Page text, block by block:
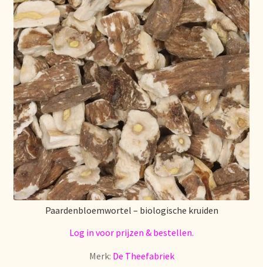
Paardenbloemwortel – biologische kruiden
Log in voor prijzen & bestellen.
Merk: De Theefabriek